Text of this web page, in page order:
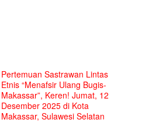
Pertemuan Sastrawan Lintas
Etnis “Menafsir Ulang Bugis-
Makassar”, Keren! Jumat, 12
Desember 2025 di Kota
Makassar, Sulawesi Selatan